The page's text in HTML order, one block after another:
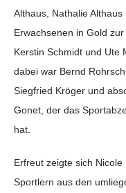
Althaus, Nathalie
Erwachsenen in Gold
Kerstin Schmidt und Ute
dabei war Bernd
Siegfried Kröger und
Gonet, der das
hat.
Erfreut zeigte sich
Sportlern aus den